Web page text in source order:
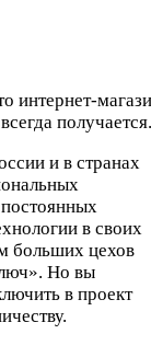
интернет-
и в странах
в своих
больших цехов
Но вы
в проект